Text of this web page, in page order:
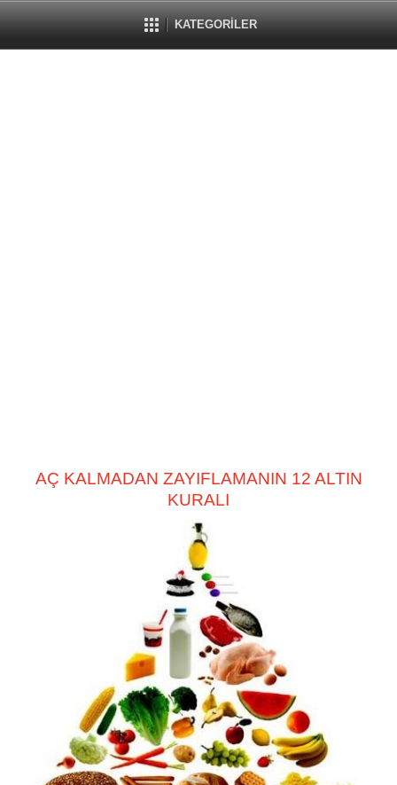
KATEGORİLER
AÇ KALMADAN ZAYIFLAMANIN 12 ALTIN
KURALI